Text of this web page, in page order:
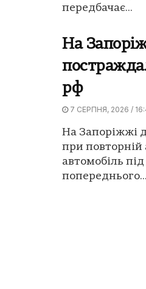
передбачає...
На
рф
7 СЕРПНЯ, 2026 /
На Запоріжжі
при повторній
автомобіль
попереднього...